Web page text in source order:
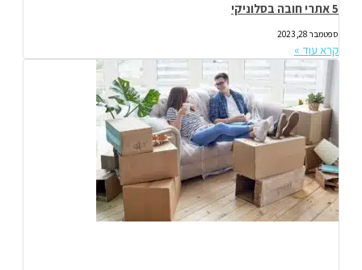
5 אתרי חובה בסלוניקי
ספטמבר 28, 2023
קרא עוד »